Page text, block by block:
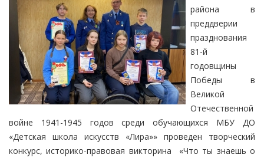
района в
преддверии
празднования
81-й
годовщины
Победы в
Великой
Отечественной
войне 1941-1945 годов среди обучающихся МБУ ДО
«Детская школа искусств «Лира»» проведен творческий
конкурс, историко-правовая викторина «Что ты знаешь о